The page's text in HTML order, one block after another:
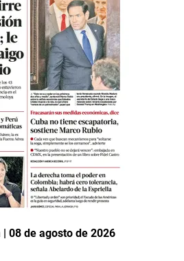
| 08 de agosto de 2026